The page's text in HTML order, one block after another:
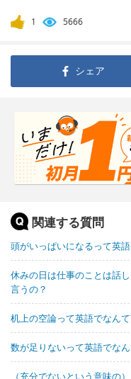
1 5666
シェア
関連する質問
頭がいっぱいになるって英
休みの日は仕事のことは話
言うの？
机上の空論って英語でなん
数が足りないって英語でな
（充分でないという意味の